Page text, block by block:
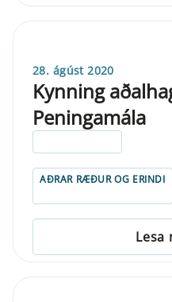
28. ágúst 2020
Kynning
Peningamála
AÐRAR RÆÐUR OG ERINDI
Lesa